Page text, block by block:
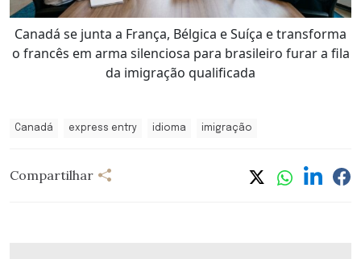
Canadá se junta a França, Bélgica e Suíça e transforma
o francês em arma silenciosa para brasileiro furar a fila
da imigração qualificada
Canadá express entry idioma imigração
Compartilhar